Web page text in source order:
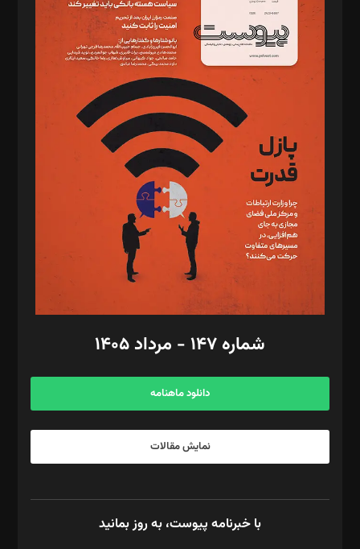
د‌بیر ناداستان: سمانه سمیع
د‌بیر خدمت و تجارت: ابوالفضل رجبی
د‌بیر حقوق فناوری: حسام‌الدین ایپکچی
د‌بیر پیوست جهان: مینا پاکدل
د‌بیر تحریریه آنلاین: بابک نقاش
تحریریه‌: مجتبی محمود‌ی، آرش برهمند، یسنا امان‌پور، سروش کرمیان،
مصطفی مسجدی آرانی، ابوالفضل رجبی، زهرا فکرانه، فائزه فتحی
رستمی،مصطفی باستان
ویرایش: نگار استاد‌‌آقا
طراح یونیفرم: مجید توکلی
فیلمبرداری و عکاسی: امیر شفیعی، مانی لطفی زاده
گرافیک و صفحه‌آرایی: سید‌سبحان‌علی ثابت
مد‌یر توسعه تجاری: کامبیز برید‌
امور مالی: شاپور رهبری، محمد‌ کاظمی‌نیا
آگهی و مشترکین: ۰۹۱۹۹۹۹۰۴۵۴
شماره ۱۴۷ - مرداد ۱۴۰۵
دانلود ماهنامه
نمایش مقالات
با خبرنامه پیوست، به روز بمانید